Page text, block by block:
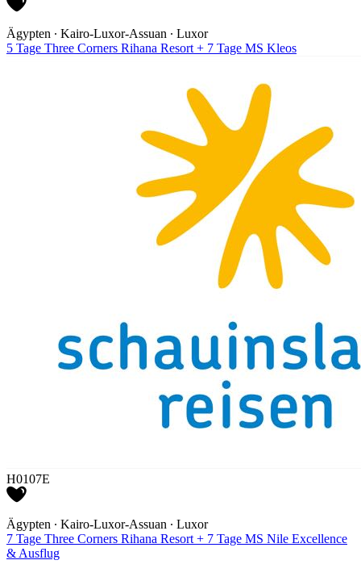
Ägypten ∙ Kairo-Luxor-Assuan ∙ Luxor
5 Tage Three Corners Rihana Resort + 7 Tage MS Kleos
H0107E
Ägypten ∙ Kairo-Luxor-Assuan ∙ Luxor
7 Tage Three Corners Rihana Resort + 7 Tage MS Nile Excellence
& Ausflug